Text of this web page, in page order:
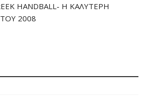
HANDBALL- H ΚΑΛΥΤΕΡΗ
2008